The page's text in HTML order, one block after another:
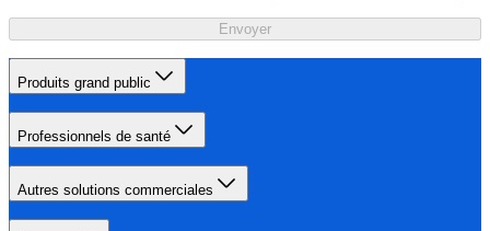
Envoyer
Produits grand public
Professionnels de santé
Autres solutions commerciales